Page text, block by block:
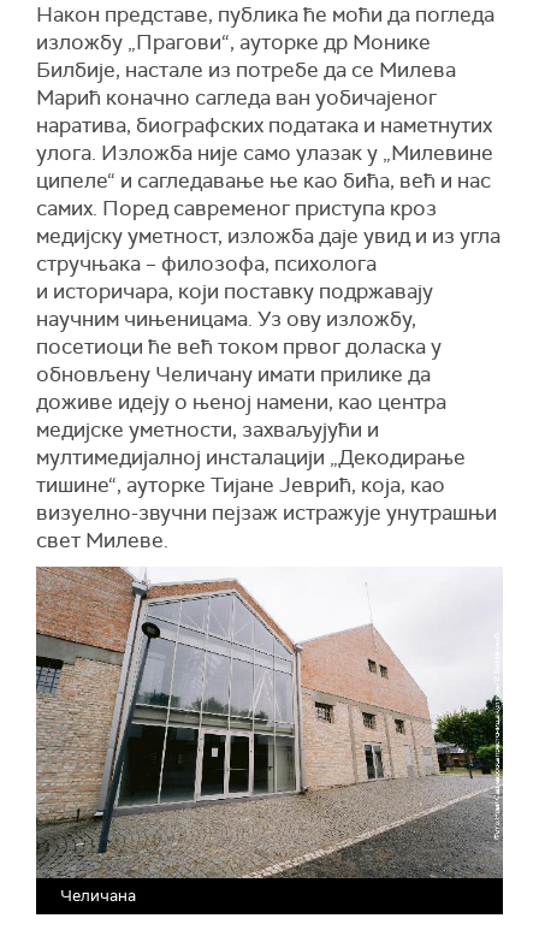
Након представе, публика ће моћи да погледа
изложбу „Прагoви“, ауторке др Монике
Билбије, настале из потребе да се Милева
Марић коначно сагледа ван уобичајеног
наратива, биографских података и наметнутих
улога. Изложба није само улазак у „Милевине
ципеле“ и сагледавање ње као бића, већ и нас
самих. Поред савременог приступа кроз
медијску уметност, изложба даје увид и из угла
стручњака – филозофа, психолога
и историчара, који поставку подржавају
научним чињеницама. Уз ову изложбу,
посетиоци ће већ током првог доласка у
обновљену Челичану имати прилике да
доживе идеју о њеној намени, као центра
медијске уметности, захваљујући и
мултимедијалној инсталацији „Декодирање
тишине“, ауторке Тијане Јеврић, која, као
визуелно-звучни пејзаж истражује унутрашњи
свет Милеве.
Челичана